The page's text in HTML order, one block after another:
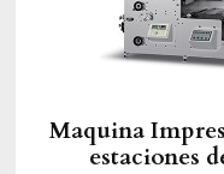
Maquina
estaciones